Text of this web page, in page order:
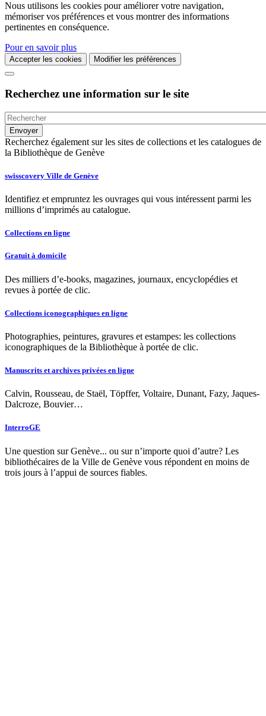
Nous utilisons les cookies pour améliorer votre navigation,
mémoriser vos préférences et vous montrer des informations
pertinentes en conséquence.
Pour en savoir plus
Accepter les cookies Modifier les préférences
Recherchez une information sur le site
Recherchez également sur les sites de collections et les catalogues de
la Bibliothèque de Genève
swisscovery Ville de Genève
Identifiez et empruntez les ouvrages qui vous intéressent parmi les
millions d’imprimés au catalogue.
Collections en ligne
Gratuit à domicile
Des milliers d’e-books, magazines, journaux, encyclopédies et
revues à portée de clic.
Collections iconographiques en ligne
Photographies, peintures, gravures et estampes: les collections
iconographiques de la Bibliothèque à portée de clic.
Manuscrits et archives privées en ligne
Calvin, Rousseau, de Staël, Töpffer, Voltaire, Dunant, Fazy, Jaques-
Dalcroze, Bouvier…
InterroGE
Une question sur Genève... ou sur n’importe quoi d’autre? Les
bibliothécaires de la Ville de Genève vous répondent en moins de
trois jours à l’appui de sources fiables.